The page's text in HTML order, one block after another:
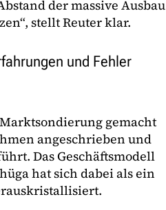
der massive Ausbau
stellt Reuter klar.
und Fehler
gemacht
angeschrieben und
Das Geschäftsmodell
hat sich dabei als ein